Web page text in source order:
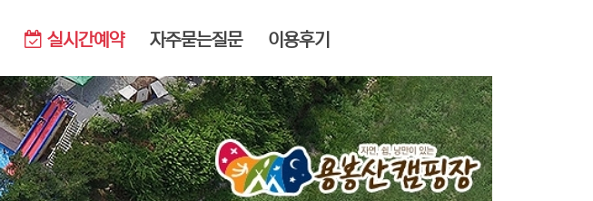
실시간예약 자주묻는질문 이용후기